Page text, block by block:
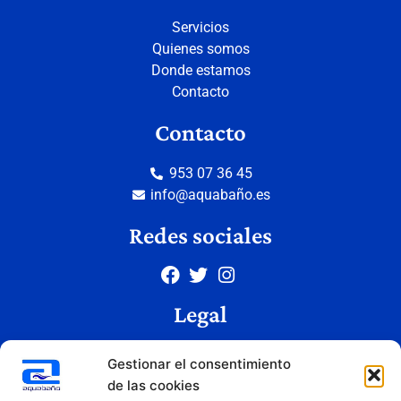
Gestionar el consentimiento
de las cookies
Servicios
Quienes somos
Donde estamos
Contacto
Contacto
953 07 36 45
info@aquabaño.es
Redes sociales
Legal
Política de privacidad